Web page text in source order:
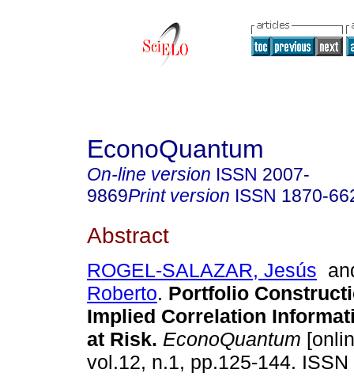
EconoQuantum
On-line version ISSN 2007-
9869Print version ISSN 1870-
Abstract
ROGEL-SALAZAR, Jesús
Roberto. Portfolio
Implied Correlation
at Risk. EconoQuantum
vol.12, n.1, pp.125-144.